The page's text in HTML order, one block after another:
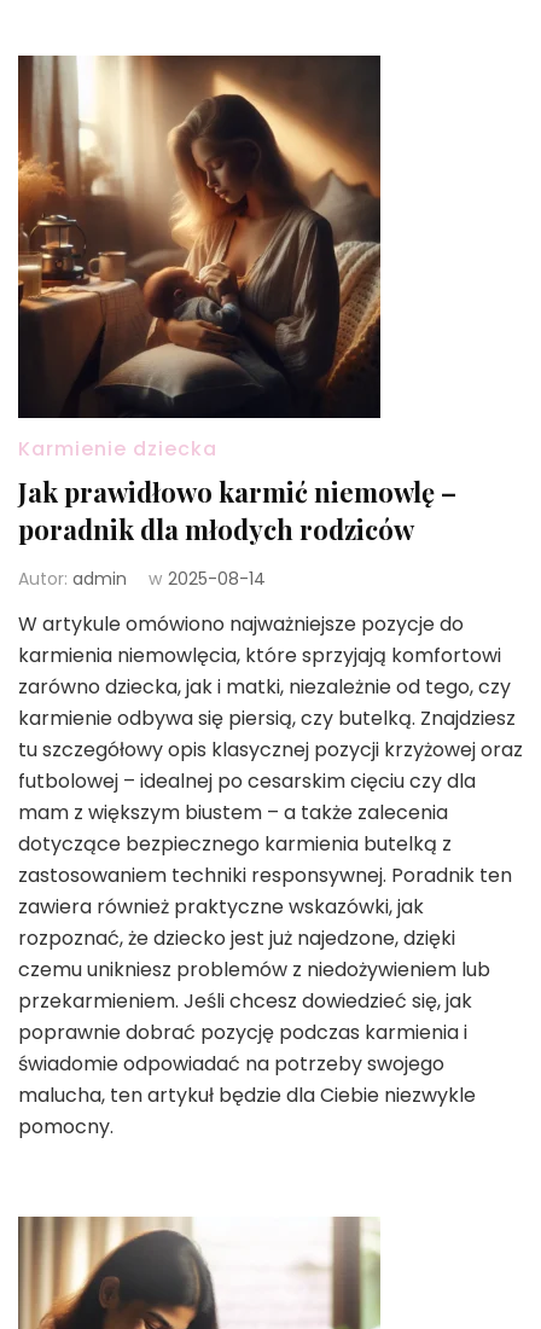
Karmienie dziecka
Jak prawidłowo karmić niemowlę –
poradnik dla młodych rodziców
Autor: admin w 2025-08-14
W artykule omówiono najważniejsze pozycje do
karmienia niemowlęcia, które sprzyjają komfortowi
zarówno dziecka, jak i matki, niezależnie od tego, czy
karmienie odbywa się piersią, czy butelką. Znajdziesz
tu szczegółowy opis klasycznej pozycji krzyżowej oraz
futbolowej – idealnej po cesarskim cięciu czy dla
mam z większym biustem – a także zalecenia
dotyczące bezpiecznego karmienia butelką z
zastosowaniem techniki responsywnej. Poradnik ten
zawiera również praktyczne wskazówki, jak
rozpoznać, że dziecko jest już najedzone, dzięki
czemu unikniesz problemów z niedożywieniem lub
przekarmieniem. Jeśli chcesz dowiedzieć się, jak
poprawnie dobrać pozycję podczas karmienia i
świadomie odpowiadać na potrzeby swojego
malucha, ten artykuł będzie dla Ciebie niezwykle
pomocny.